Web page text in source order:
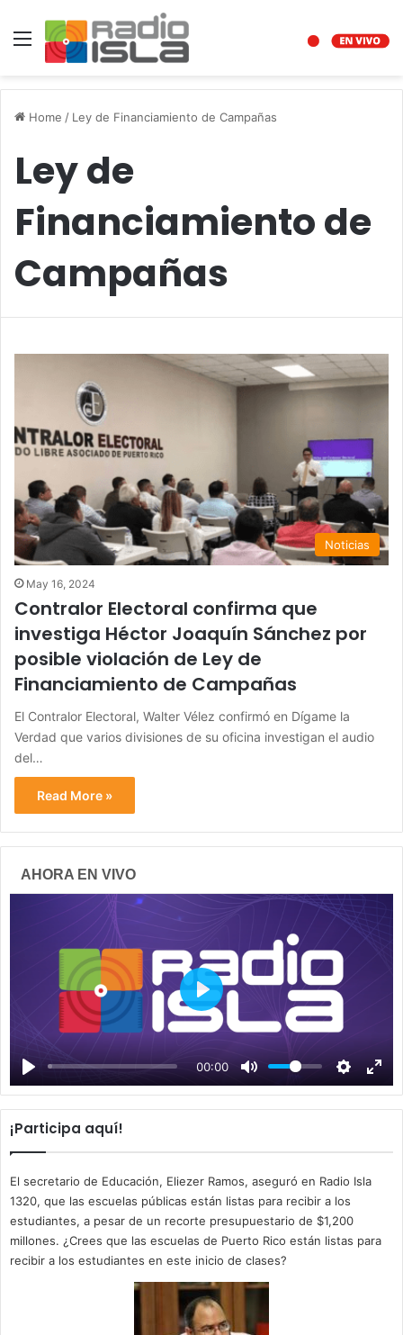
Menu
Home / Ley de Financiamiento de Campañas
Ley de
Financiamiento de
Campañas
Noticias
May 16, 2024
Contralor Electoral confirma que
investiga Héctor Joaquín Sánchez por
posible violación de Ley de
Financiamiento de Campañas
El Contralor Electoral, Walter Vélez confirmó en Dígame la
Verdad que varios divisiones de su oficina investigan el audio
del…
Read More »
AHORA EN VIVO
00:00
P
a
y
¡Participa aquí!
El secretario de Educación, Eliezer Ramos, aseguró en Radio Isla
1320, que las escuelas públicas están listas para recibir a los
estudiantes, a pesar de un recorte presupuestario de $1,200
millones. ¿Crees que las escuelas de Puerto Rico están listas para
recibir a los estudiantes en este inicio de clases?